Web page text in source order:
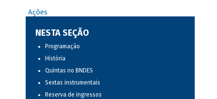
Ações
NESTA SEÇÃO
Programação
História
Quintas no BNDES
Sextas instrumentais
Reserva de ingressos